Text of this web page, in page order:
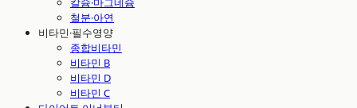
철분·아연
비타민·필수영양
종합비타민
비타민 B
비타민 D
비타민 C